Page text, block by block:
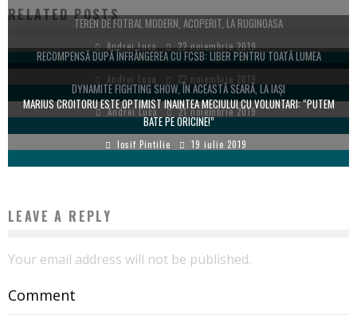
RELATED POSTSTEREN DE FOTBAL MODERN, ACOPERIT, LA RUGINOASA
Andrei Luca 22 noiembrie 2019
RECOMPENSĂ DUPĂ ÎNFRÂNGEREA CU FCSB: LIBER PENTRU TOATĂ LUMEA
Andrei Luca 22 noiembrie 2019
DYNAMITE FIGHTING SHOW, ÎN ACEASTĂ SEARĂ, LA IAȘI
Andrei Luca 21 noiembrie 2019
MARIUS CROITORU ESTE OPTIMIST INAINTEA MECIULUI CU VOLUNTARI: “PUTEM
BATE PE ORICINE!”
Iosif Pintilie 19 iulie 2019
LEAVE A REPLY
Your email address will not be published.
Comment